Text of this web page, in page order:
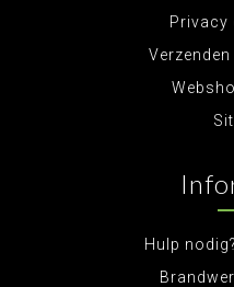
Privacy
Hulp